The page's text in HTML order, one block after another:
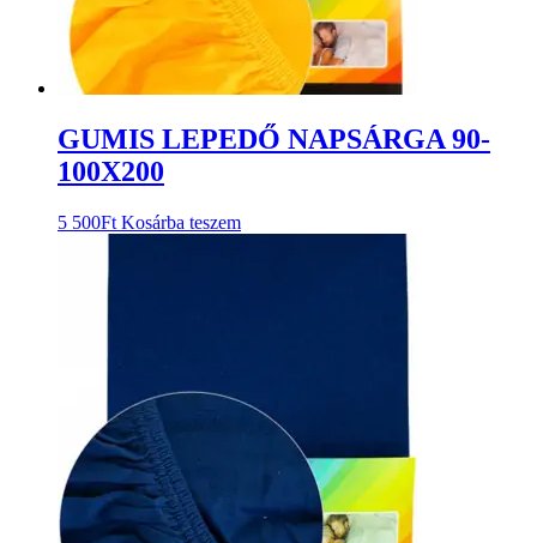
GUMIS LEPEDŐ NAPSÁRGA 90-
100X200
5 500Ft Kosárba teszem